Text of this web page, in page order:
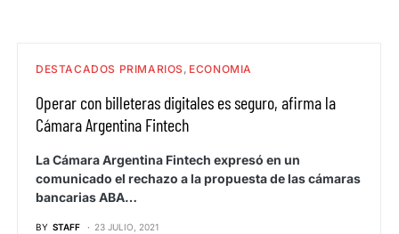
DESTACADOS PRIMARIOS ECONOMIA
Operar con billeteras digitales es seguro, afirma la
Cámara Argentina Fintech
La Cámara Argentina Fintech expresó en un
comunicado el rechazo a la propuesta de las cámaras
bancarias ABA…
BY STAFF 23 JULIO, 2021